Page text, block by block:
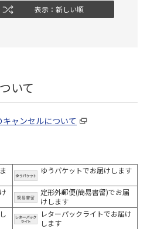
表示：新しい順
いて
キャンセルについて
ゆうパケットでお届けします
定形外郵便(簡易書留)でお届
けします
レターパックライトでお届け
します